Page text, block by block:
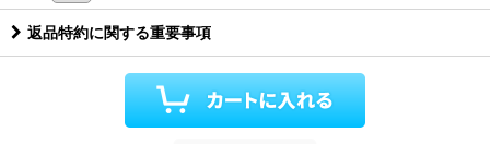
返品特約に関する重要事項